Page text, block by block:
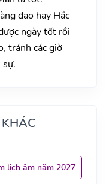
đạo hay Hắc
ngày tốt rồi
tránh các giờ
sự.
lịch âm năm 2027